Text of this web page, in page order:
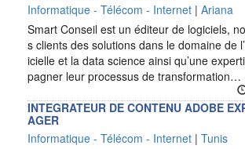
Informatique - Télécom - Internet | Ariana
Smart Conseil est un éditeur de logiciels,
s clients des solutions dans le domaine de
icielle et la data science ainsi qu’une
pagner leur processus de transformation…
INTEGRATEUR DE CONTENU ADOBE
AGER
Informatique - Télécom - Internet | Tunis